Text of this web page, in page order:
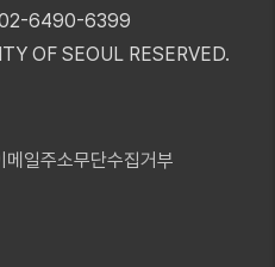
6490-6399
OF SEOUL RESERVED.
메일주소무단수집거부